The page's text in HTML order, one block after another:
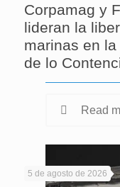
Corpamag y
lideran la
marinas en
de lo
Read
5 de agosto de 2026